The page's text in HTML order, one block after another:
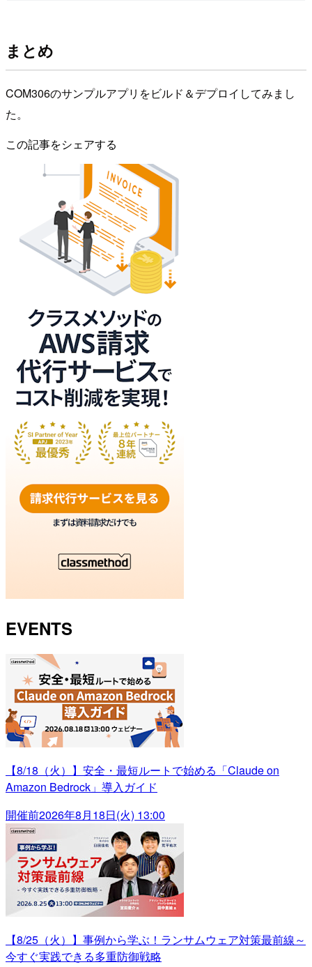
まとめ
COM306のサンプルアプリをビルド＆デプロイしてみまし
た。
この記事をシェアする
EVENTS
【8/18（火）】安全・最短ルートで始める「Claude on
Amazon Bedrock」導入ガイド
開催前2026年8月18日(火) 13:00
【8/25（火）】事例から学ぶ！ランサムウェア対策最前線～
今すぐ実践できる多重防御戦略